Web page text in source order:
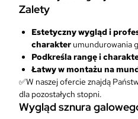
Zalety
Estetyczny wygląd i
charakter umundurowania
Podkreśla rangę i
Łatwy w montażu na
✅W naszej ofercie znajdą
dla pozostałych stopni.
Wygląd sznura